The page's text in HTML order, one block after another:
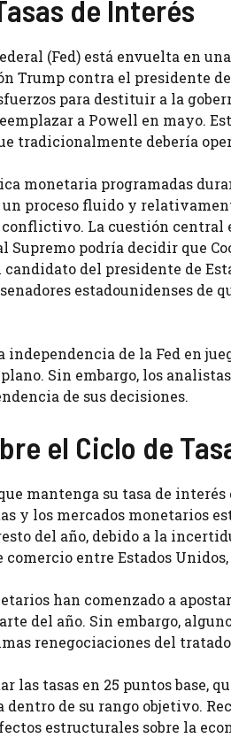
de Interés
(Fed) está envuelta en
Trump contra el presidente
para destituir a la
a Powell en mayo.
tradicionalmente debería
monetaria programadas
proceso fluido y
La cuestión central
Supremo podría decidir que
del presidente de
estadounidenses de
de la Fed en
Sin embargo, los
de sus decisiones.
el Ciclo de
que mantenga su tasa de
y los mercados monetarios
del año, debido a la
entre Estados
han comenzado a
del año. Sin embargo,
renegociaciones del
las tasas en 25 puntos base,
de su rango objetivo.
estructurales sobre la